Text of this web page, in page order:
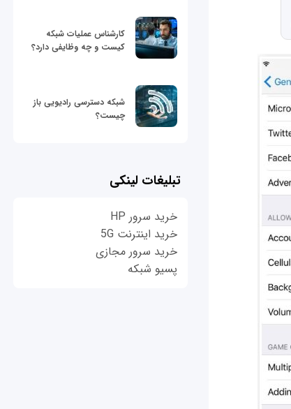
کارشناس عملیات شبکه
کیست و چه وظایفی دارد؟
شبکه دسترسی رادیویی باز
چیست؟
تبلیغات لینکی
خرید سرور HP
خرید اینترنت 5G
خرید سرور مجازی
پسیو شبکه